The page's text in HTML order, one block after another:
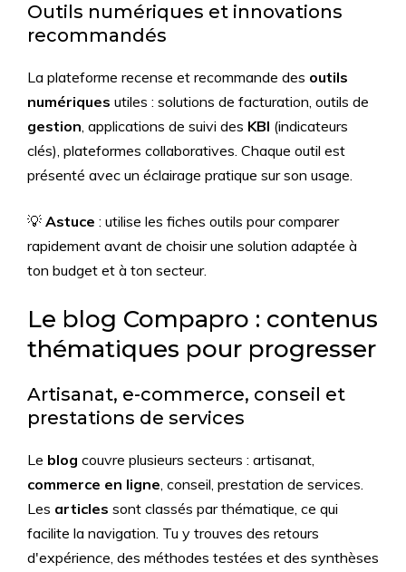
Outils numériques et innovations
recommandés
La plateforme recense et recommande des outils
numériques utiles : solutions de facturation, outils de
gestion, applications de suivi des KBI (indicateurs
clés), plateformes collaboratives. Chaque outil est
présenté avec un éclairage pratique sur son usage.
💡 Astuce : utilise les fiches outils pour comparer
rapidement avant de choisir une solution adaptée à
ton budget et à ton secteur.
Le blog Compapro : contenus
thématiques pour progresser
Artisanat, e-commerce, conseil et
prestations de services
Le blog couvre plusieurs secteurs : artisanat,
commerce en ligne, conseil, prestation de services.
Les articles sont classés par thématique, ce qui
facilite la navigation. Tu y trouves des retours
d'expérience, des méthodes testées et des synthèses